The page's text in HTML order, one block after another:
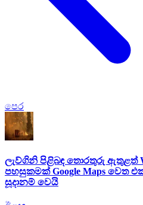
පෙර
ලැව්ගිනි පිළිබඳ තොරතුරු ඇතුළත්
පහසුකමක් Google Maps වෙත
සූදානම් වෙයි